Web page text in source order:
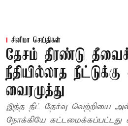
சினிமா செய்திகள்
தேசம் திரண்டு
நீதியில்லாத
வைரமுத்து
இந்த நீட் தேர்வு வெற்றியை
நோக்கியே கட்டமைக்கப்பட்டது